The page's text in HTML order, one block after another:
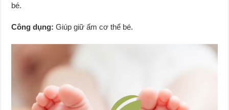
bé.
Công dụng: Giúp giữ ấm cơ thể bé.